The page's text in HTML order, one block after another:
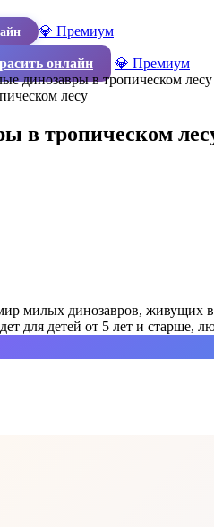
💎 Премиум
онлайн
💎 Премиум
динозавры в тропическом лесу
в тропическом
милых динозавров, живущих
для детей от 5 лет и старше,